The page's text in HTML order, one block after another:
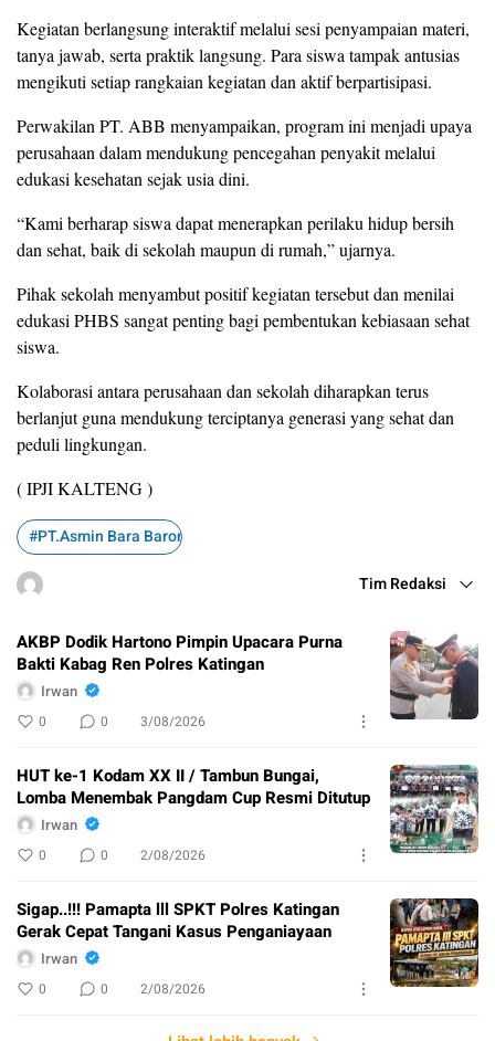
Kegiatan berlangsung interaktif melalui sesi penyampaian materi,
tanya jawab, serta praktik langsung. Para siswa tampak antusias
mengikuti setiap rangkaian kegiatan dan aktif berpartisipasi.
Perwakilan PT. ABB menyampaikan, program ini menjadi upaya
perusahaan dalam mendukung pencegahan penyakit melalui
edukasi kesehatan sejak usia dini.
“Kami berharap siswa dapat menerapkan perilaku hidup bersih
dan sehat, baik di sekolah maupun di rumah,” ujarnya.
Pihak sekolah menyambut positif kegiatan tersebut dan menilai
edukasi PHBS sangat penting bagi pembentukan kebiasaan sehat
siswa.
Kolaborasi antara perusahaan dan sekolah diharapkan terus
berlanjut guna mendukung terciptanya generasi yang sehat dan
peduli lingkungan.
( IPJI KALTENG )
#PT.Asmin Bara Baronang#
Tim Redaksi
AKBP Dodik Hartono Pimpin Upacara Purna
Bakti Kabag Ren Polres Katingan
Irwan
0 0 3/08/2026
HUT ke-1 Kodam XX II / Tambun Bungai,
Lomba Menembak Pangdam Cup Resmi Ditutup
Irwan
0 0 2/08/2026
Sigap..!!! Pamapta lll SPKT Polres Katingan
Gerak Cepat Tangani Kasus Penganiayaan
Irwan
0 0 2/08/2026